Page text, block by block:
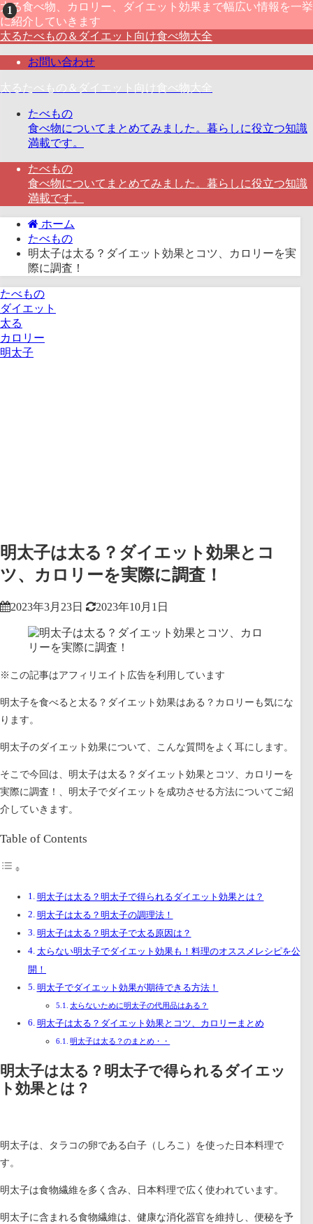
太る食べ物、カロリー、ダイエット効果まで幅広い情報を一挙
に紹介していきます
太るたべもの＆ダイエット向け食べ物大全
お問い合わせ
太るたべもの＆ダイエット向け食べ物大全
たべもの
食べ物についてまとめてみました。暮らしに役立つ知識
満載です。
たべもの
食べ物についてまとめてみました。暮らしに役立つ知識
満載です。
ホーム
たべもの
明太子は太る？ダイエット効果とコツ、カロリーを実
際に調査！
たべもの
ダイエット
太る
カロリー
明太子
明太子は太る？ダイエット効果とコ
ツ、カロリーを実際に調査！
2023年3月23日 2023年10月1日
※この記事はアフィリエイト広告を利用しています
明太子を食べると太る？ダイエット効果はある？カロリーも気にな
ります。
明太子のダイエット効果について、こんな質問をよく耳にします。
そこで今回は、 明太子は太る？ダイエット効果とコツ、カロリーを
実際に調査！、明太子でダイエットを成功させる方法についてご紹
介していきます。
Table of Contents
明太子は太る？明太子で得られるダイエット効果とは？
明太子は太る？明太子の調理法！
明太子は太る？明太子で太る原因は？
太らない明太子でダイエット効果も！料理のオススメレシピを公
開！
明太子でダイエット効果が期待できる方法！
太らないために明太子の代用品はある？
明太子は太る？ダイエット効果とコツ、カロリーまとめ
明太子は太る？のまとめ・・
明太子は太る？明太子で得られるダイエッ
ト効果とは？
明太子は、タラコの卵である白子（しろこ）を使った日本料理で
す。
明太子は食物繊維を多く含み、日本料理で広く使われています。
明太子に含まれる食物繊維は、健康な消化器官を維持し、便秘を予